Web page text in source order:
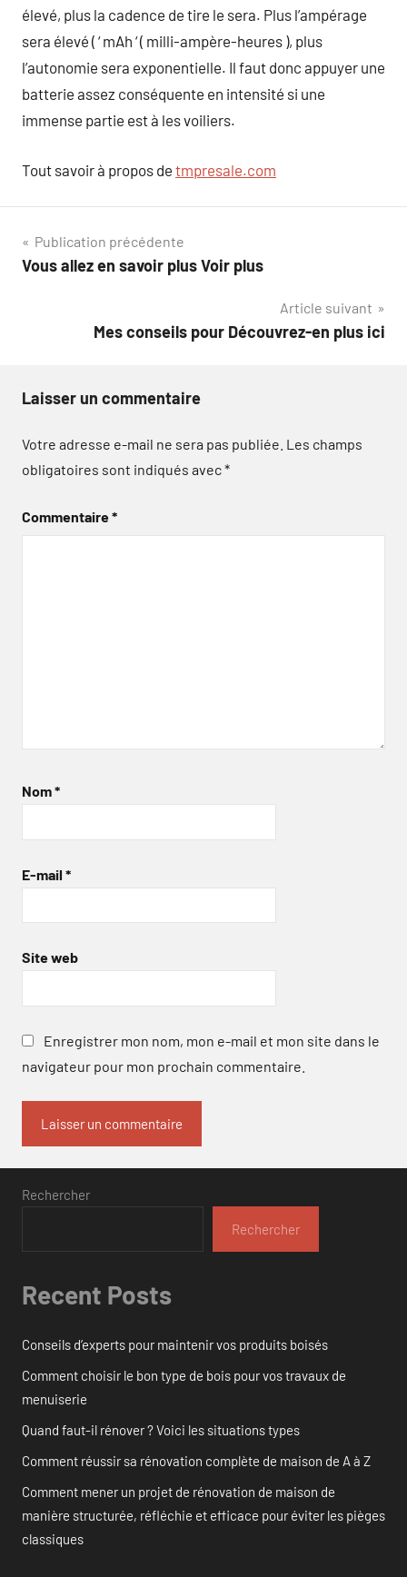
élevé, plus la cadence de tire le sera. Plus l’ampérage
sera élevé ( ‘ mAh ‘ ( milli-ampère-heures ), plus
l’autonomie sera exponentielle. Il faut donc appuyer une
batterie assez conséquente en intensité si une
immense partie est à les voiliers.
Tout savoir à propos de tmpresale.com
Navigation
de
Publication précédente
Vous allez en savoir plus Voir plus
Article suivant
Mes conseils pour Découvrez-en plus ici
Laisser un commentaire
Votre adresse e-mail ne sera pas publiée. Les champs
obligatoires sont indiqués avec*
Commentaire*
Nom*
E-mail *
Site web
Enregistrer mon nom, mon e-mail et mon site dans le
navigateur pour mon prochain commentaire.
Rechercher
Rechercher
Recent Posts
Conseils d’experts pour maintenir vos produits boisés
Comment choisir le bon type de bois pour vos travaux de
menuiserie
Quand faut-il rénover ? Voici les situations types
Comment réussir sa rénovation complète de maison de A à Z
Comment mener un projet de rénovation de maison de
manière structurée, réfléchie et efficace pour éviter les pièges
classiques